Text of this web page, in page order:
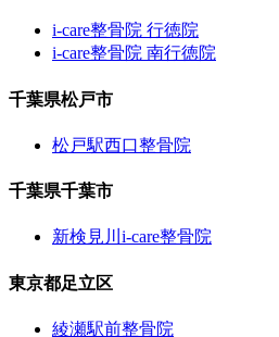
i-care整骨院 行徳院
i-care整骨院 南行徳院
千葉県松戸市
松戸駅西口整骨院
千葉県千葉市
新検見川i-care整骨院
東京都足立区
綾瀬駅前整骨院